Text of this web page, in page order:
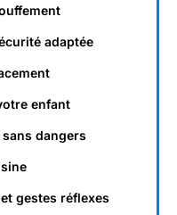
adaptée
enfant
dangers
gestes réflexes